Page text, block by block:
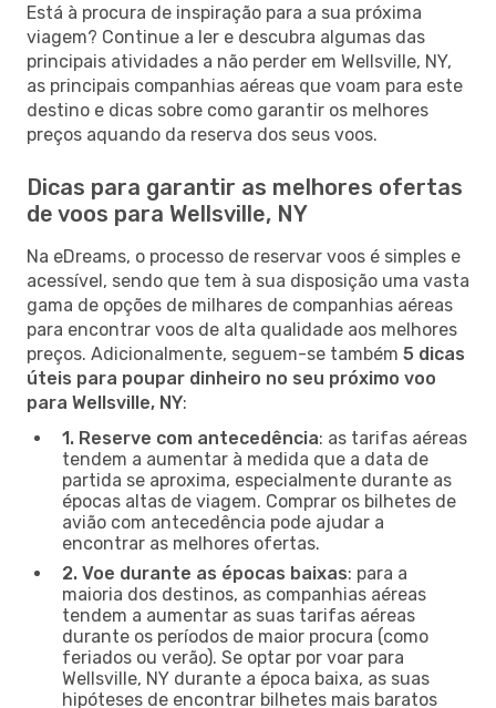
Está à procura de inspiração para a sua próxima
viagem? Continue a ler e descubra algumas das
principais atividades a não perder em Wellsville, NY,
as principais companhias aéreas que voam para este
destino e dicas sobre como garantir os melhores
preços aquando da reserva dos seus voos.
Dicas para garantir as melhores ofertas
de voos para Wellsville, NY
Na eDreams, o processo de reservar voos é simples e
acessível, sendo que tem à sua disposição uma vasta
gama de opções de milhares de companhias aéreas
para encontrar voos de alta qualidade aos melhores
preços. Adicionalmente, seguem-se também 5 dicas
úteis para poupar dinheiro no seu próximo voo
para Wellsville, NY:
1. Reserve com antecedência: as tarifas aéreas
tendem a aumentar à medida que a data de
partida se aproxima, especialmente durante as
épocas altas de viagem. Comprar os bilhetes de
avião com antecedência pode ajudar a
encontrar as melhores ofertas.
2. Voe durante as épocas baixas: para a
maioria dos destinos, as companhias aéreas
tendem a aumentar as suas tarifas aéreas
durante os períodos de maior procura (como
feriados ou verão). Se optar por voar para
Wellsville, NY durante a época baixa, as suas
hipóteses de encontrar bilhetes mais baratos